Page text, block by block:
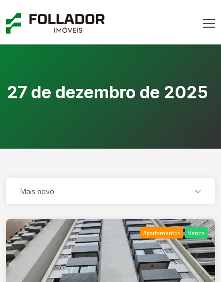
27 de dezembro de 2025
Mais novo
Apartamentos Venda